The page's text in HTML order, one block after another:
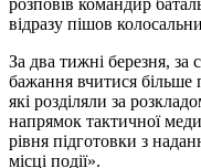
розповів командир
відразу пішов
За два тижні березня,
бажання вчитися більше
які розділяли за
напрямок тактичної
рівня підготовки з
місці події».